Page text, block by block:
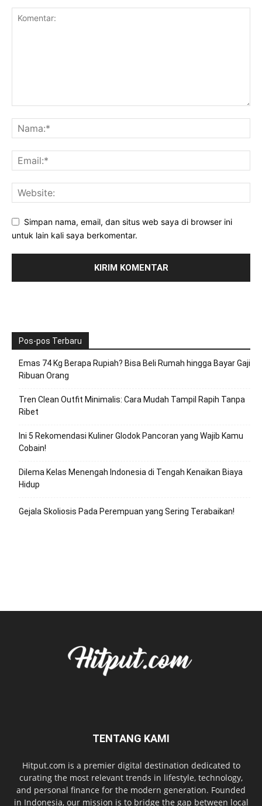
Simpan nama, email, dan situs web saya di browser ini
untuk lain kali saya berkomentar.
Pos-pos Terbaru
Emas 74 Kg Berapa Rupiah? Bisa Beli Rumah hingga Bayar Gaji
Ribuan Orang
Tren Clean Outfit Minimalis: Cara Mudah Tampil Rapih Tanpa
Ribet
Ini 5 Rekomendasi Kuliner Glodok Pancoran yang Wajib Kamu
Cobain!
Dilema Kelas Menengah Indonesia di Tengah Kenaikan Biaya
Hidup
Gejala Skoliosis Pada Perempuan yang Sering Terabaikan!
TENTANG KAMI
Hitput.com is a premier digital destination dedicated to
curating the most relevant trends in lifestyle, technology,
and personal finance for the modern generation. Founded
in Indonesia, our mission is to bridge the gap between local